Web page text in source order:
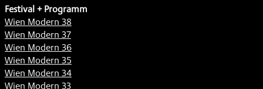
Festival + Programm
Wien Modern 38
Wien Modern 37
Wien Modern 36
Wien Modern 35
Wien Modern 34
Wien Modern 33